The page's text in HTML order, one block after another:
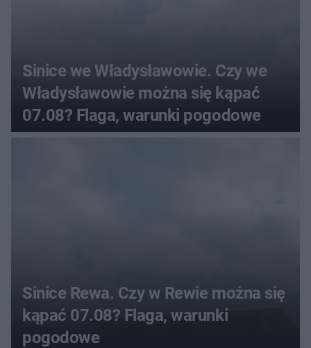
Sinice we Władysławowie. Czy we
Władysławowie można się kąpać
07.08? Flaga, warunki pogodowe
Sinice Rewa. Czy w Rewie można się
kąpać 07.08? Flaga, warunki
pogodowe